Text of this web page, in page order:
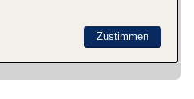
Zustimmen